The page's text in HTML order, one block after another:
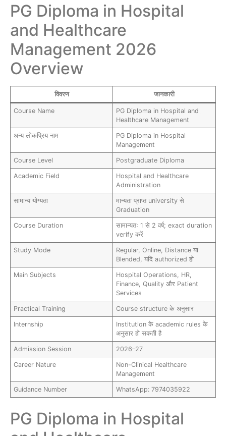
PG Diploma in Hospital
and Healthcare
Management 2026
Overview
विवरण जानकारी
Course Name
PG Diploma in Hospital and
Healthcare Management
अन्य लोकप्रिय नाम
PG Diploma in Hospital
Management
Course Level Postgraduate Diploma
Academic Field
Hospital and Healthcare
Administration
सामान्य योग्यता
मान्यता प्राप्त university से
Graduation
Course Duration
सामान्यतः 1 से 2 वर्ष; exact duration
verify करें
Study Mode
Regular, Online, Distance या
Blended, यदि authorized हो
Main Subjects
Hospital Operations, HR,
Finance, Quality और Patient
Services
Practical Training Course structure के अनुसार
Internship
Institution के academic rules के
अनुसार हो सकती है
Admission Session 2026–27
Career Nature
Non-Clinical Healthcare
Management
Guidance Number WhatsApp: 7974035922
PG Diploma in Hospital